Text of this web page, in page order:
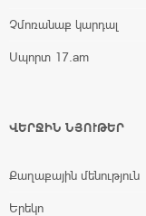
Չմոռանաք կարդալ
Սպորտ 17.am
ՎԵՐՋԻՆ ՆՅՈՒԹԵՐ
Քաղաքային մենություն
Երեկո